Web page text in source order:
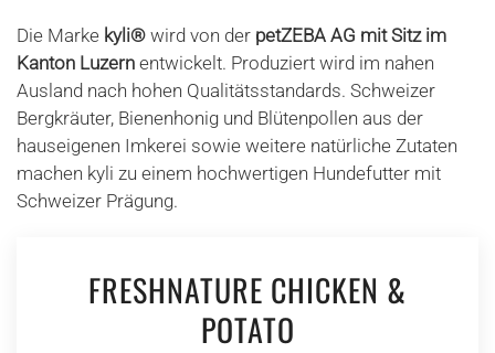
Die Marke kyli® wird von der petZEBA AG mit Sitz im
Kanton Luzern entwickelt. Produziert wird im nahen
Ausland nach hohen Qualitätsstandards. Schweizer
Bergkräuter, Bienenhonig und Blütenpollen aus der
hauseigenen Imkerei sowie weitere natürliche Zutaten
machen kyli zu einem hochwertigen Hundefutter mit
Schweizer Prägung.
FRESHNATURE CHICKEN &
POTATO